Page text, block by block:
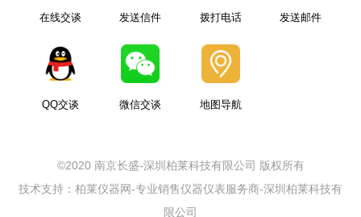
在线交谈 发送信件 拨打电话 发送邮件
QQ交谈 微信交谈 地图导航
©2020 南京长盛-深圳柏莱科技有限公司 版权所有
技术支持：柏莱仪器网-专业销售仪器仪表服务商-深圳柏莱科技有
限公司